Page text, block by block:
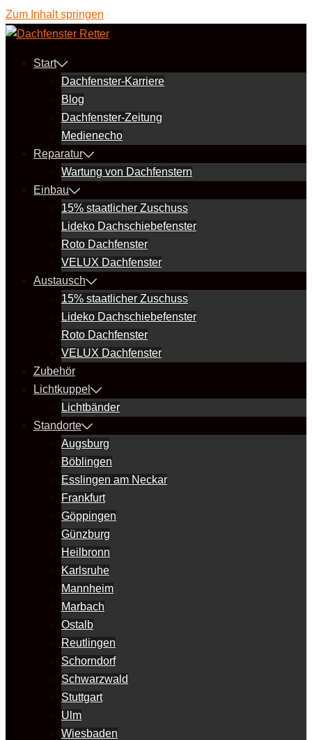
Zum Inhalt springen
Start
Dachfenster-Karriere
Blog
Dachfenster-Zeitung
Medienecho
Reparatur
Wartung von Dachfenstern
Einbau
15% staatlicher Zuschuss
Lideko Dachschiebefenster
Roto Dachfenster
VELUX Dachfenster
Austausch
15% staatlicher Zuschuss
Lideko Dachschiebefenster
Roto Dachfenster
VELUX Dachfenster
Zubehör
Lichtkuppel
Lichtbänder
Standorte
Augsburg
Böblingen
Esslingen am Neckar
Frankfurt
Göppingen
Günzburg
Heilbronn
Karlsruhe
Mannheim
Marbach
Ostalb
Reutlingen
Schorndorf
Schwarzwald
Stuttgart
Ulm
Wiesbaden